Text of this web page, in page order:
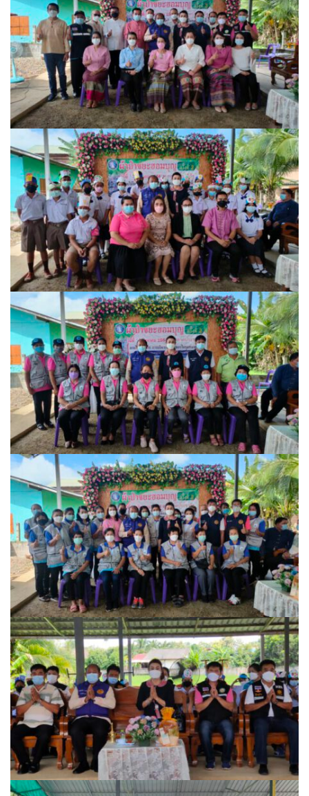
วรนครเพลส
วิดาโฮม
สลีพ&ฟิชชิ่ง
สวัสดีปัวโฮมสเตย์
สุขใจเฮ้าส์
อิงขว้างโฮมสเตย์
อิงดอยปัว
อุ่นไอปัว
อูปแก้วรีสอร์ท
ฮอมฮักแกลเลอรี่
ฮักปัวโฮเทล
เพลินใจ โฮมสเตย์
เฮือนกว่าง
เฮือนสล่า โฮมสเตย์
โกโก้วัลเล่ย์รีสอร์ท
โบทานิกการ์เดนน่าน เกสเฮาส์
โรงแรมลีลาวดี
โรงแรมแสงอรุณ
โรงแรมโกลเด้น
โฮมปอย
ไร่ต้นรักออร์แกนิคฟาร์ม
ไร่ศรีทองโฮมสเตย์
ไร่หลวงเทพโฮมสเตย์
ธุรกิจนำเที่ยว/ตัวแทนท่องเที่ยว
ธุรกิจรถเช่า/รถโดยสารสาธารณะ